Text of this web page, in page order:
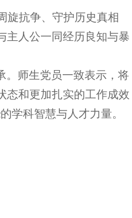
旋抗争、守护历史真相
主人公一同经历良知与暴
。师生党员一致表示，将
态和更加扎实的工作成效
学科智慧与人才力量。